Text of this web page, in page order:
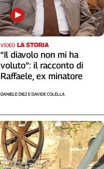
VIDEO LA STORIA
“Il diavolo non mi ha
voluto”: il racconto di
Raffaele, ex minatore
DANIELE DIEZ E DAVIDE COLELLA